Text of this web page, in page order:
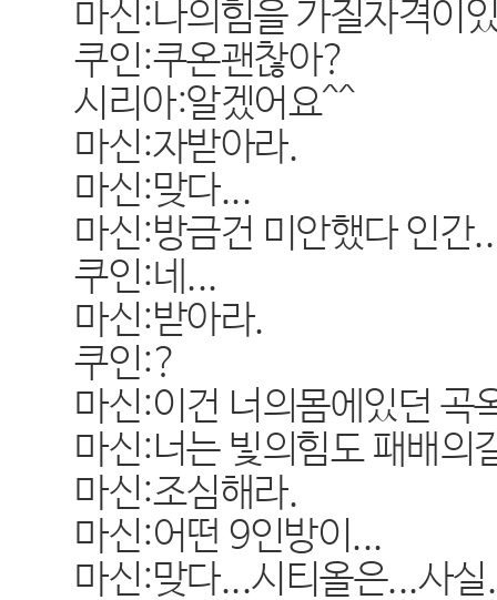
마신:나의힘을 가질자격이
쿠인:쿠온괜찮아?
시리아:알겠어요^^
마신:자받아라.
마신:맞다...
마신:방금건 미안했다 인간
쿠인:네...
마신:받아라.
쿠인:?
마신:이건 너의몸에있던 곡
마신:너는 빛의힘도 패배의
마신:조심해라.
마신:어떤 9인방이...
마신:맞다...시티올은...사